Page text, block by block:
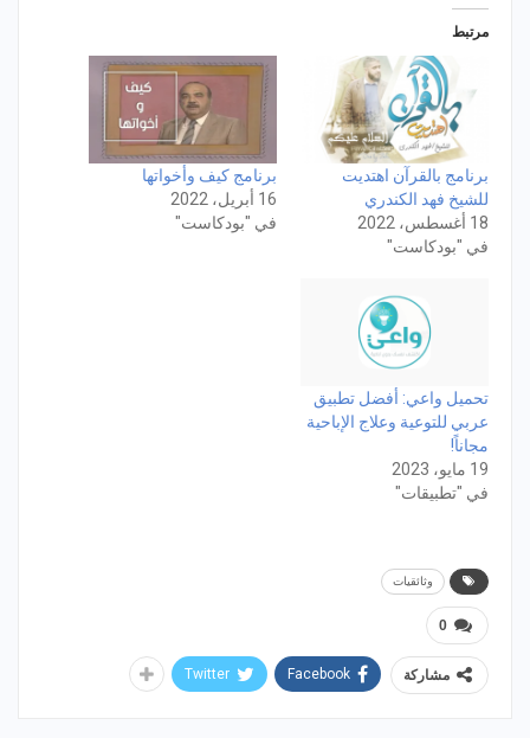
مرتبط
برنامج بالقرآن اهتديت
للشيخ فهد الكندري
18 أغسطس، 2022
في "بودكاست"
برنامج كيف وأخواتها
16 أبريل، 2022
في "بودكاست"
تحميل واعي: أفضل تطبيق
عربي للتوعية وعلاج الإباحية
مجاناً!
19 مايو، 2023
في "تطبيقات"
وثائقيات
0
مشاركة Facebook
Twitter